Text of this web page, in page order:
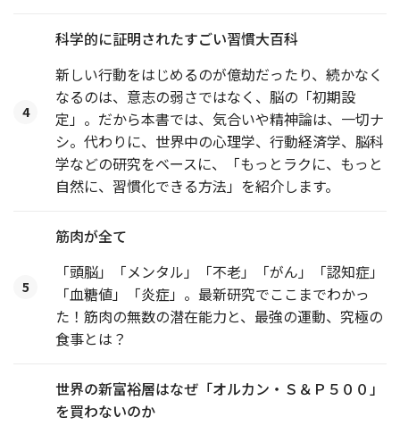
4
科学的に証明されたすごい習慣大百科
新しい行動をはじめるのが億劫だったり、続かなく
なるのは、意志の弱さではなく、脳の「初期設
定」。だから本書では、気合いや精神論は、一切ナ
シ。代わりに、世界中の心理学、行動経済学、脳科
学などの研究をベースに、「もっとラクに、もっと
自然に、習慣化できる方法」を紹介します。
5
筋肉が全て
「頭脳」「メンタル」「不老」「がん」「認知症」
「血糖値」「炎症」。最新研究でここまでわかっ
た！筋肉の無数の潜在能力と、最強の運動、究極の
食事とは？
世界の新富裕層はなぜ「オルカン・Ｓ＆Ｐ５００」
を買わないのか